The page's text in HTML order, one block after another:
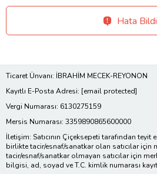
Hata
Ticaret Ünvanı: İBRAHİM MECEK-REYONON
Kayıtlı E-Posta Adresi: [email protected]
Vergi Numarası: 6130275159
Mersis Numarası: 3359890865600000
İletişim: Satıcının Çiçeksepeti tarafından
birlikte tacir/esnaf/sanatkar olan satıcılar için
tacir/esnaf/sanatkar olmayan satıcılar için
bilgisi, ad, soyad ve T.C. kimlik numarası